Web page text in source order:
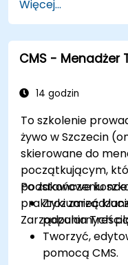
za pomocą
Rozszerzać
pomocą
Zrozumieć role
Skutecznie
Więcej...
CMS - Menadżer
14 godzin
To szkolenie
żywo w Szczecin
skierowane do
początkującym,
podstawowe
praktyki
Zarządzania
Po zakończeniu
Zrozumieć
popularnych
Tworzyć,
pomocą CMS.